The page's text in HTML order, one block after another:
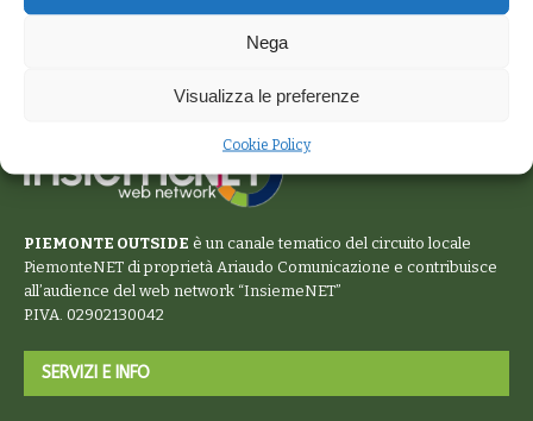
Nega
Visualizza le preferenze
Cookie Policy
PIEMONTE OUTSIDE è un canale tematico del circuito locale
PiemonteNET di proprietà Ariaudo Comunicazione e contribuisce
all’audience del web network “InsiemeNET”
P.IVA. 02902130042
SERVIZI E INFO